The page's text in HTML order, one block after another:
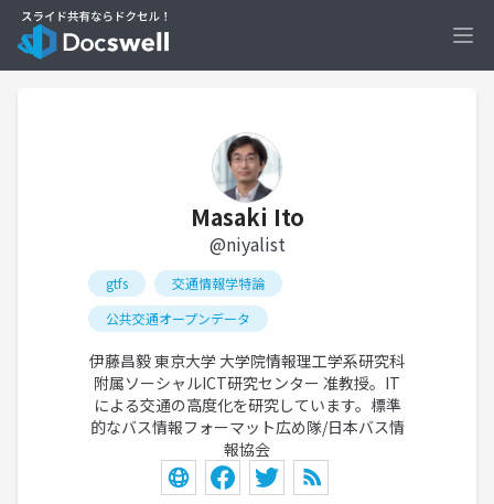
Masaki Ito
@niyalist
gtfs
交通情報学特論
公共交通オープンデータ
伊藤昌毅 東京大学 大学院情報理工学系研究科
附属ソーシャルICT研究センター 准教授。IT
による交通の高度化を研究しています。標準
的なバス情報フォーマット広め隊/日本バス情
報協会